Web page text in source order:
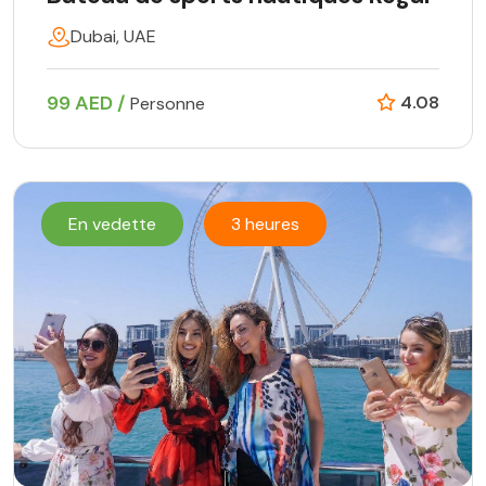
Dubai, UAE
99 AED / Personne 4.08
En vedette 3 heures